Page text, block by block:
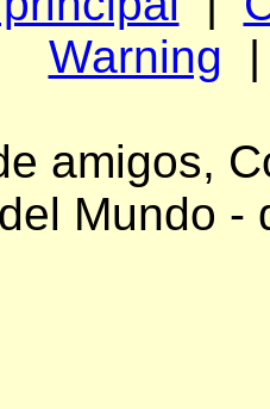
Warning
amigos,
Mundo -